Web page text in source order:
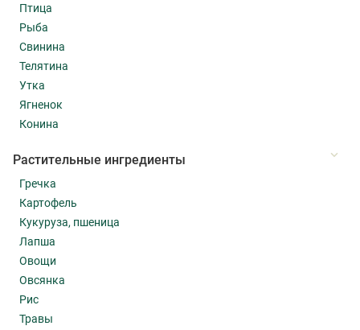
Птица
Рыба
Свинина
Телятина
Утка
Ягненок
Конина
Растительные ингредиенты
Гречка
Картофель
Кукуруза, пшеница
Лапша
Овощи
Овсянка
Рис
Травы